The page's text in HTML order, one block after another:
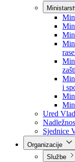
Vlada
Premijer
Članovi
i
Ured
Sjednice